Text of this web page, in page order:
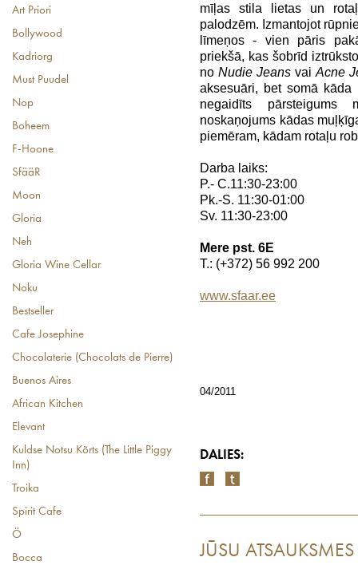
Art Priori
Bollywood
Kadriorg
Must Puudel
Nop
Boheem
F-Hoone
SfääR
Moon
Gloria
Neh
Gloria Wine Cellar
Noku
Bestseller
Cafe Josephine
Chocolaterie (Chocolats de Pierre)
Buenos Aires
African Kitchen
Elevant
Kuldse Notsu Kõrts (The Little Piggy
Inn)
Troika
Spirit Cafe
Ö
Bocca
mīļas stila lietas un
palodzēm. Izmantojot
līmeņos - vien pāris
priekšā, kas šobrīd
no Nudie Jeans vai Acne
aksesuāri, bet somā
negaidīts
noskaņojums kādas
piemēram, kādam rotaļu
Darba laiks:
P.- C.11:30-23:00
Pk.-S. 11:30-01:00
Sv. 11:30-23:00
Mere pst. 6E
T.: (+372) 56 992 200
www.sfaar.ee
04/2011
DALIES:
JŪSU ATSAUKSMES